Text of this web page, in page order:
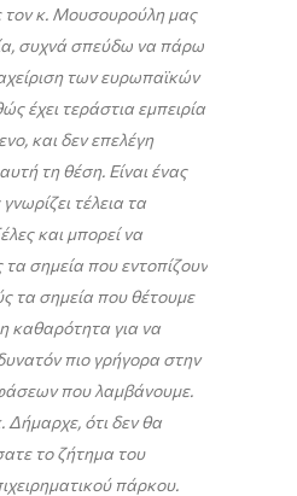
κ. Μουσουρούλη μας
συχνά σπεύδω να πάρω
των ευρωπαϊκών
έχει τεράστια εμπειρία
και δεν επελέγη
τη θέση. Είναι ένας
τέλεια τα
και μπορεί να
σημεία που εντοπίζουν
τα σημεία που θέτουμε
καθαρότητα για να
πιο γρήγορα στην
που λαμβάνουμε.
ότι δεν θα
το ζήτημα του
πάρκου.